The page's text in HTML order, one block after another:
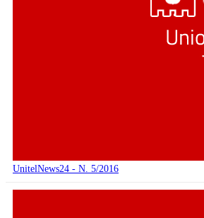
UnitelNews24 - N. 5/2016